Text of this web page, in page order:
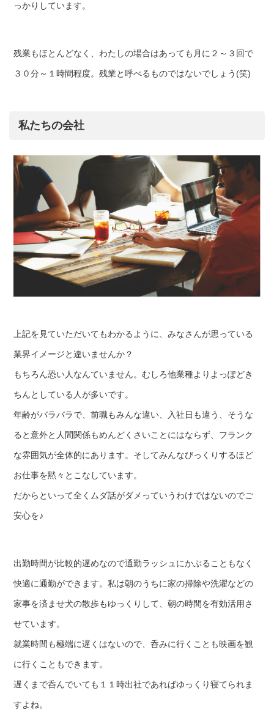
っかりしています。
残業もほとんどなく、わたしの場合はあっても月に２～３回で
３０分～１時間程度。残業と呼べるものではないでしょう(笑)
私たちの会社
上記を見ていただいてもわかるように、みなさんが思っている
業界イメージと違いませんか？
もちろん恐い人なんていません。むしろ他業種よりよっぽどき
ちんとしている人が多いです。
年齢がバラバラで、前職もみんな違い、入社日も違う、そうな
ると意外と人間関係もめんどくさいことにはならず、フランク
な雰囲気が全体的にあります。そしてみんなびっくりするほど
お仕事を黙々とこなしています。
だからといって全くムダ話がダメっていうわけではないのでご
安心を♪
出勤時間が比較的遅めなので通勤ラッシュにかぶることもなく
快適に通勤ができます。私は朝のうちに家の掃除や洗濯などの
家事を済ませ犬の散歩もゆっくりして、朝の時間を有効活用さ
せています。
就業時間も極端に遅くはないので、呑みに行くことも映画を観
に行くこともできます。
遅くまで呑んでいても１１時出社であればゆっくり寝てられま
すよね。